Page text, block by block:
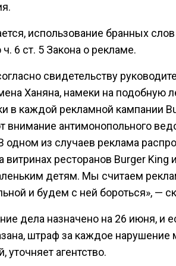
использование бранных
6 ст. 5 Закона о рекламе.
свидетельству
Ханяна, намеки на подобную
в каждой рекламной кампании
внимание антимонопольного
одном из случаев реклама
витринах ресторанов Burger King
детям. Мы считаем
и будем с ней бороться», —
дела назначено на 26 июня, и
штраф за каждое нарушение
уточняет агентство.